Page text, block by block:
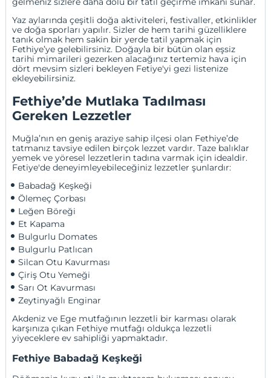
Yaz aylarında çeşitli doğa aktiviteleri, festivaller, etkinlikler
ve doğa sporları yapılır. Sizler de hem tarihi güzelliklere
tanık olmak hem sakin bir yerde tatil yapmak için
Fethiye’ye gelebilirsiniz. Doğayla bir bütün olan eşsiz
tarihi mimarileri gezerken alacağınız tertemiz hava için
dört mevsim sizleri bekleyen Fetiye'yi gezi listenize
ekleyebilirsiniz.
Fethiye’de Mutlaka Tadılması
Gereken Lezzetler
Muğla’nın en geniş araziye sahip ilçesi olan Fethiye’de
tatmanız tavsiye edilen birçok lezzet vardır. Taze balıklar
yemek ve yöresel lezzetlerin tadına varmak için idealdir.
Fetiye'de deneyimleyebileceğiniz lezzetler şunlardır:
Babadağ Keşkeği
Ölemeç Çorbası
Leğen Böreği
Et Kapama
Bulgurlu Domates
Bulgurlu Patlıcan
Silcan Otu Kavurması
Çiriş Otu Yemeği
Sarı Ot Kavurması
Zeytinyağlı Enginar
Akdeniz ve Ege mutfağının lezzetli bir karması olarak
karşınıza çıkan Fethiye mutfağı oldukça lezzetli
yiyeceklere ev sahipliği yapmaktadır.
Fethiye Babadağ Keşkeği